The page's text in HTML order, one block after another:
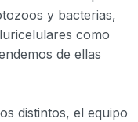
y bacterias,
como
de ellas
distintos, el equipo